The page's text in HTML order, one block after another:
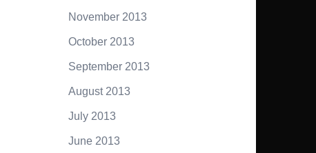
November 2013
October 2013
September 2013
August 2013
July 2013
June 2013